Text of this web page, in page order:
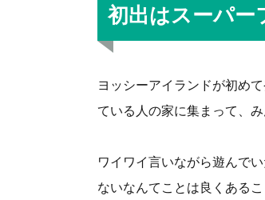
初出はスーパー
ヨッシーアイランドが初め
ている人の家に集まって、
ワイワイ言いながら遊んで
ないなんてことは良くある